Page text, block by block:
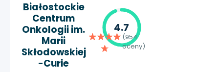
Białostockie
Centrum
Onkologii im.
Marii
Skłodowskiej
-Curie
4.7
(954
oceny)